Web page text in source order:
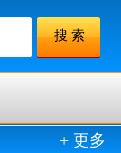
+ 更多